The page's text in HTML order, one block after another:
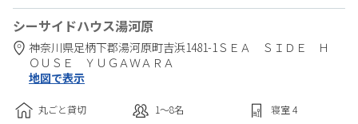
シーサイドハウス湯河原
神奈川県足柄下郡湯河原町吉浜1481-1ＳＥＡ ＳＩＤＥ Ｈ
ＯＵＳＥ ＹＵＧＡＷＡＲＡ
地図で表示
丸ごと貸切 1〜8名 寝室 4